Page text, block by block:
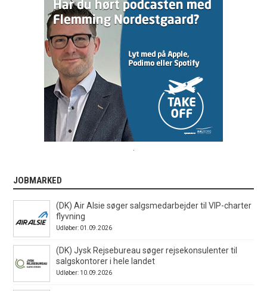
JOBMARKED
(DK) Air Alsie søger salgsmedarbejder til VIP-charter
flyvning
Udløber: 01.09.2026
(DK) Jysk Rejsebureau søger rejsekonsulenter til
salgskontorer i hele landet
Udløber: 10.09.2026